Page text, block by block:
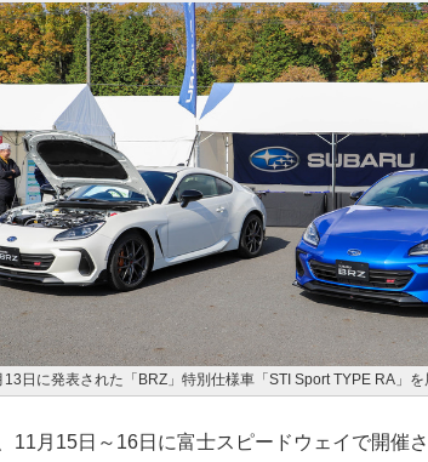
13日に発表された「BRZ」特別仕様車「STI Sport TYPE RA」を
11月15日～16日に富士スピードウェイで開催